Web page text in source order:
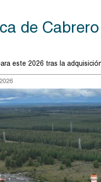
de
este 2026 tras la